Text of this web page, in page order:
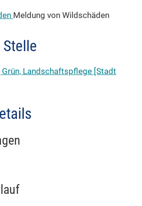
Meldung von Wildschäden
Landschaftspflege [Stadt